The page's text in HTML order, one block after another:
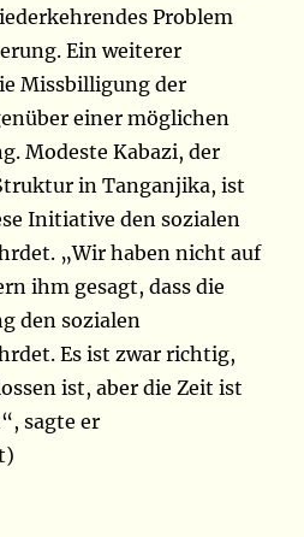
Problem
Ein weiterer
Missbilligung der
einer möglichen
Modeste Kabazi, der
in Tanganjika, ist
Initiative den sozialen
„Wir haben nicht auf
ihm gesagt, dass die
den sozialen
Es ist zwar richtig,
ist, aber die Zeit ist
sagte er